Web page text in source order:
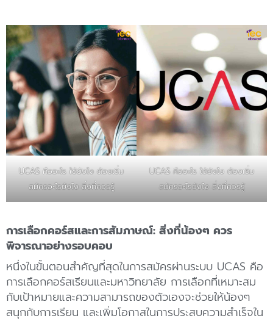
UCAS คืออะไร ใช้ยังไง ต้องเริ่ม
สมัครอะไรยังไง สิ่งที่ควรรู้
UCAS คืออะไร ใช้ยังไง ต้องเริ่ม
สมัครอะไรยังไง สิ่งที่ควรรู้
การเลือกคอร์สและการสัมภาษณ์: สิ่งที่น้องๆ ควร
พิจารณาอย่างรอบคอบ
หนึ่งในขั้นตอนสำคัญที่สุดในการสมัครผ่านระบบ UCAS คือ
การเลือกคอร์สเรียนและมหาวิทยาลัย การเลือกที่เหมาะสม
กับเป้าหมายและความสามารถของตัวเองจะช่วยให้น้องๆ
สนุกกับการเรียน และเพิ่มโอกาสในการประสบความสำเร็จใน